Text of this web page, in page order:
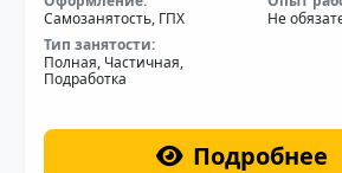
Самозанятость, ГПХ
Не
Тип занятости:
Полная, Частичная,
Подработка
Подробнее